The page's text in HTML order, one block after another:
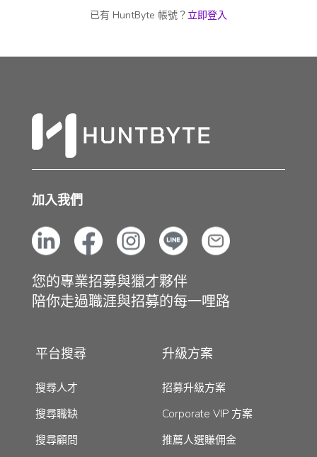
已有 HuntByte 帳號？立即登入
加入我們
您的專業招募與獵才夥伴
陪你走過職涯與招募的每一哩路
平台搜尋
搜尋人才
搜尋職缺
搜尋顧問
升級方案
招募升級方案
Corporate VIP 方案
推薦人選賺佣金